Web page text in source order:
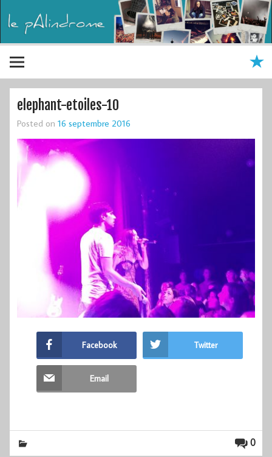
elephant-etoiles-10
Posted on 16 septembre 2016
Facebook Twitter
Email
0